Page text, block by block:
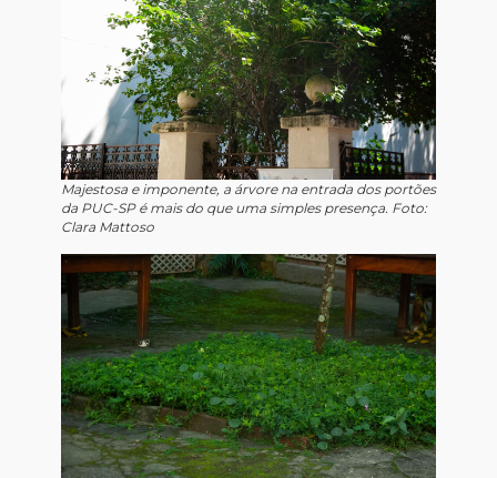
Majestosa e imponente, a árvore na entrada dos portões
da PUC-SP é mais do que uma simples presença. Foto:
Clara Mattoso